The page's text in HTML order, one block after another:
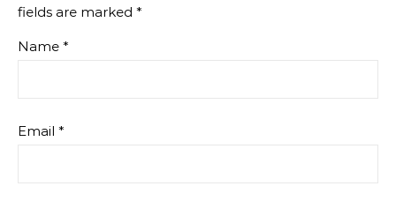
fields are marked *
Name *
Email *